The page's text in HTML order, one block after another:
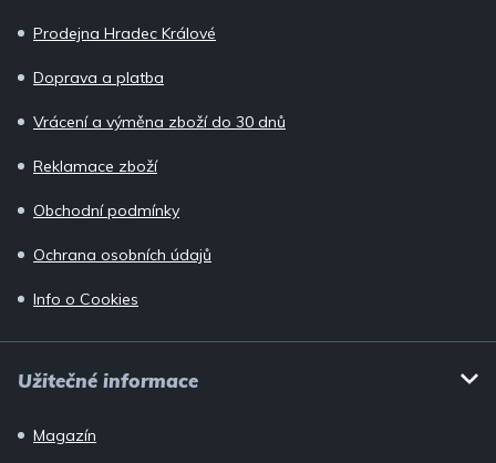
Prodejna Hradec Králové
Doprava a platba
Vrácení a výměna zboží do 30 dnů
Reklamace zboží
Obchodní podmínky
Ochrana osobních údajů
Info o Cookies
Užitečné informace
Magazín